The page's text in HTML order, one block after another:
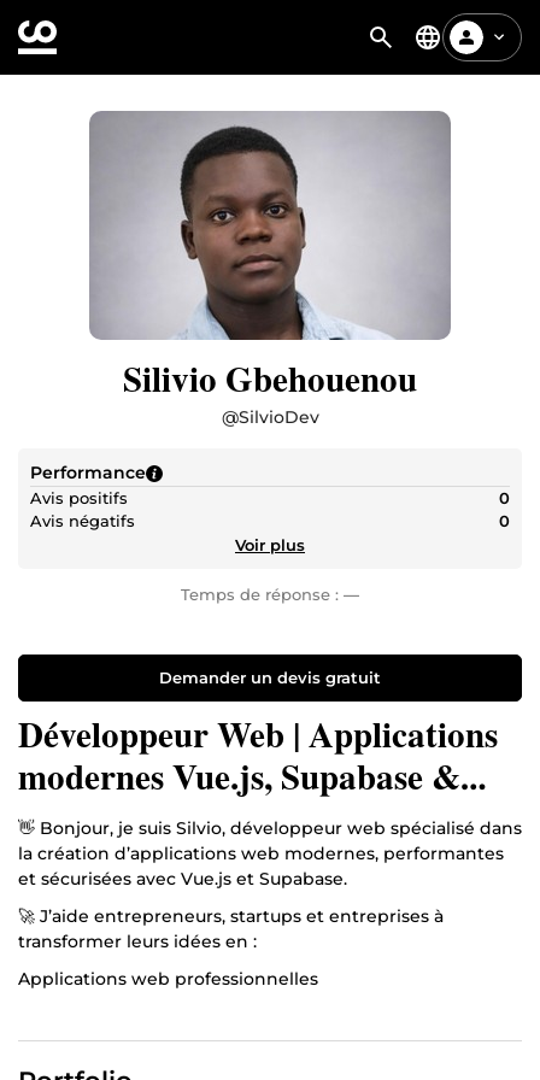
Silivio Gbehouenou
@SilvioDev
Performance
Avis positifs
0
Avis négatifs
0
Voir plus
Temps de réponse : —
Demander un devis gratuit
Développeur Web | Applications
modernes Vue.js, Supabase &
MVP SaaS
👋 Bonjour, je suis Silvio, développeur web spécialisé dans
la création d’applications web modernes, performantes
et sécurisées avec Vue.js et Supabase.
🚀 J’aide entrepreneurs, startups et entreprises à
transformer leurs idées en :
Applications web professionnelles